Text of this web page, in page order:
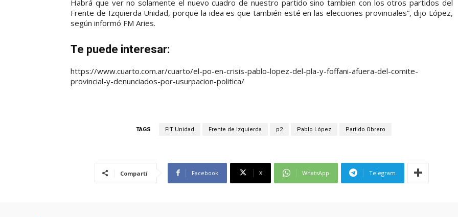
Habrá que ver no solamente el nuevo cuadro de nuestro partido sino tambien con los otros partidos del
Frente de Izquierda Unidad, porque la idea es que también esté en las elecciones provinciales”, dijo López,
según informó FM Aries.
Te puede interesar:
https://www.cuarto.com.ar/cuarto/el-po-en-crisis-pablo-lopez-del-pla-y-foffani-afuera-del-comite-
provincial-y-denunciados-por-usurpacion-politica/
TAGS FIT Unidad Frente de Izquierda p2 Pablo López Partido Obrero
Compartí Facebook X WhatsApp Telegram